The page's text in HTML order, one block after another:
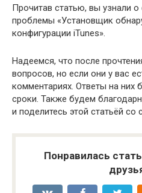
Прочитав статью, вы узнали
проблемы «Установщик
конфигурации iTunes».
Надеемся, что после
вопросов, но если они у вас
комментариях. Ответы на них
сроки. Также будем
и поделитесь этой статьёй со
Понравилась